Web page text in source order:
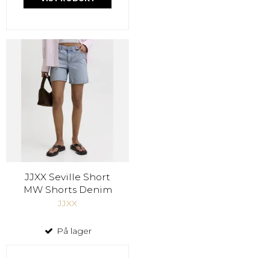
JJXX Seville Short
MW Shorts Denim
JJXX
På lager